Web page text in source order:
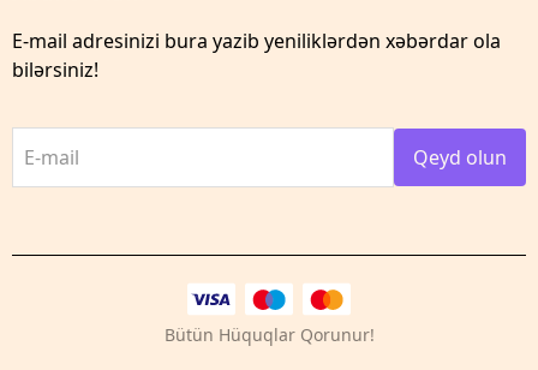
E-mail adresinizi bura yazib yeniliklərdən xəbərdar ola
bilərsiniz!
E-mail Qeyd olun
Bütün Hüquqlar Qorunur!